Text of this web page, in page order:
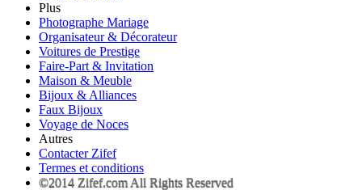
Plus
Photographe Mariage
Organisateur & Décorateur
Voitures de Prestige
Faire-Part & Invitation
Maison & Meuble
Bijoux & Alliances
Faux Bijoux
Voyage de Noces
Autres
Contacter Zifef
Termes et conditions
©2014 Zifef.com All Rights Reserved